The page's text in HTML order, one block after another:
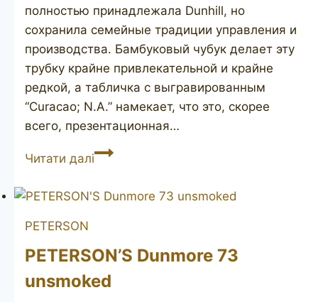
полностью принадлежала Dunhill, но
сохранила семейные традиции управления и
производства. Бамбуковый чубук делает эту
трубку крайне привлекательной и крайне
редкой, а табличка с выгравированным
“Curacao; N.A.” намекает, что это, скорее
всего, презентационная…
Читати даліHARDCASTLE’S
Curacao;
(unsmoked)
PETERSON
PETERSON’S Dunmore 73
unsmoked